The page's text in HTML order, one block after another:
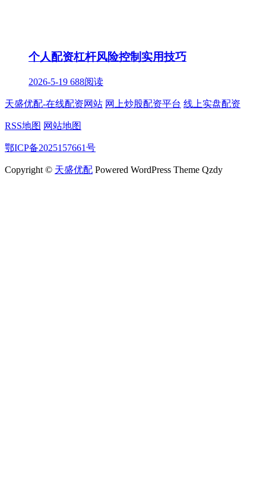
个人配资杠杆风险控制实用技巧
2026-5-19 688阅读
天盛优配-在线配资网站 网上炒股配资平台 线上实盘配资
RSS地图 网站地图
鄂ICP备2025157661号
Copyright © 天盛优配 Powered WordPress Theme Qzdy